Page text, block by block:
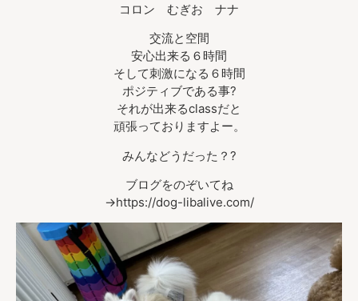
コロン むぎお ナナ
交流と空間
安心出来る６時間
そして刺激になる６時間
ポジティブである事?
それが出来るclassだと
頑張っておりますよー。
みんなどうだった？?
ブログをのぞいてね
→https://dog-libalive.com/